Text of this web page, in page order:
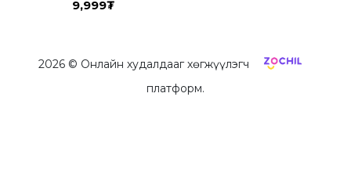
9,999₮
2026© Онлайн худалдааг хөгжүүлэгч
платформ.